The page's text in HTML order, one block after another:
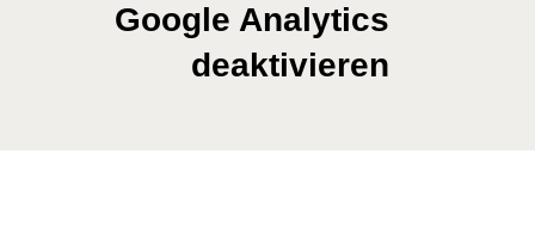
Google Analytics
deaktivieren